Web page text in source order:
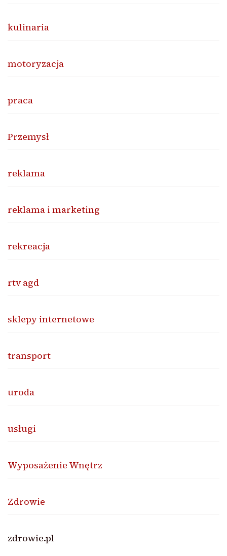
kulinaria
motoryzacja
praca
Przemysł
reklama
reklama i marketing
rekreacja
rtv agd
sklepy internetowe
transport
uroda
usługi
Wyposażenie Wnętrz
Zdrowie
zdrowie.pl